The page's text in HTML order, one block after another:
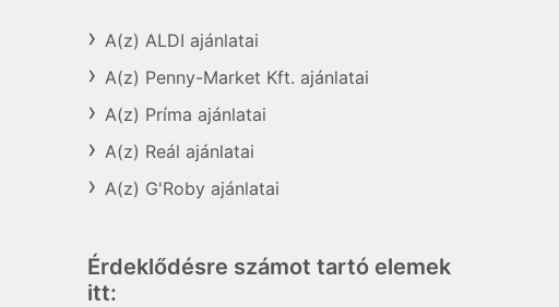
A(z) ALDI ajánlatai
A(z) Penny-Market Kft. ajánlatai
A(z) Príma ajánlatai
A(z) Reál ajánlatai
A(z) G'Roby ajánlatai
Érdeklődésre számot tartó elemek
itt: